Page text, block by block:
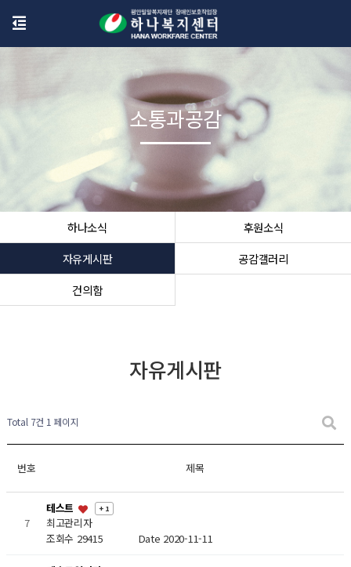
하나소식
후원소식
자유게시판
공감갤러리
건의함
소통과공감
자유게시판
Total 7건 1 페이지
번호 제목
7
테스트 + 1
최고관리자
조회수 29415 Date 2020-11-11